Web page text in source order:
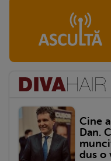
Cine
Dan.
dus o